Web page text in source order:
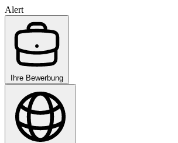
Alert
Ihre Bewerbung